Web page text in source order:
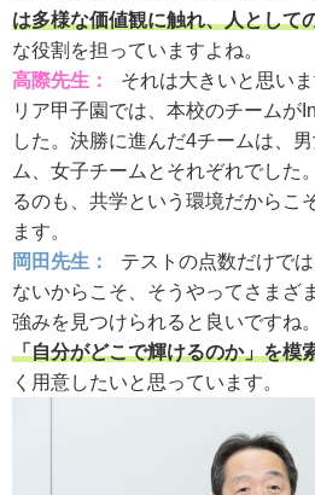
は多様な価値観に触れ、人として
な役割を担っていますよね。
高際先生：
それは大きいと思い
リア甲子園では、本校のチームが
した。決勝に進んだ4チームは、
ム、女子チームとそれぞれでした
るのも、共学という環境だからこ
ます。
岡田先生：
テストの点数だけで
ないからこそ、そうやってさまざ
強みを見つけられると良いですね
「自分がどこで輝けるのか」を模
く用意したいと思っています。